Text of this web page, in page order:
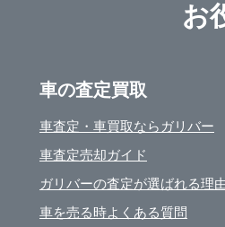
お
車の査定買取
車査定・車買取ならガリバー
車査定売却ガイド
ガリバーの査定が選ばれる理
車を売る時よくある質問